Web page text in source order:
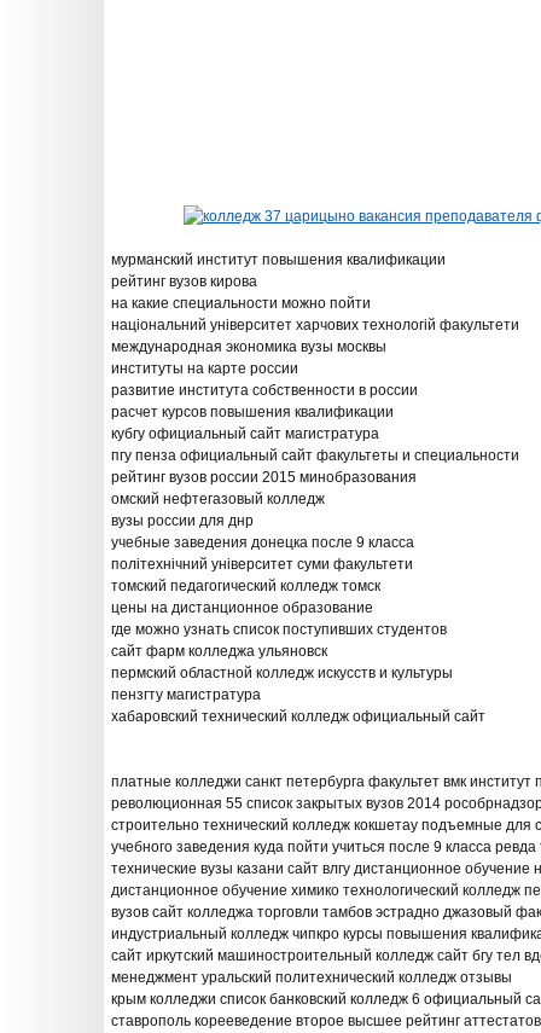
мурманский институт повышения квалификации
рейтинг вузов кирова
на какие специальности можно пойти
національний університет харчових технологій факультети
международная экономика вузы москвы
институты на карте россии
развитие института собственности в россии
расчет курсов повышения квалификации
кубгу официальный сайт магистратура
пгу пенза официальный сайт факультеты и специальности
рейтинг вузов россии 2015 минобразования
омский нефтегазовый колледж
вузы россии для днр
учебные заведения донецка после 9 класса
політехнічний університет суми факультети
томский педагогический колледж томск
цены на дистанционное образование
где можно узнать список поступивших студентов
сайт фарм колледжа ульяновск
пермский областной колледж искусств и культуры
пензгту магистратура
хабаровский технический колледж официальный сайт
платные колледжи санкт петербурга факультет вмк
революционная 55 список закрытых вузов 2014
строительно технический колледж кокшетау подъемные для
учебного заведения куда пойти учиться после 9 класса
технические вузы казани сайт влгу дистанционное обучение
дистанционное обучение химико технологический колледж
вузов сайт колледжа торговли тамбов эстрадно джазовый
индустриальный колледж чипкро курсы повышения
сайт иркутский машиностроительный колледж сайт бгу тел
менеджмент уральский политехнический колледж отзывы
крым колледжи список банковский колледж 6 официальный
ставрополь корееведение второе высшее рейтинг